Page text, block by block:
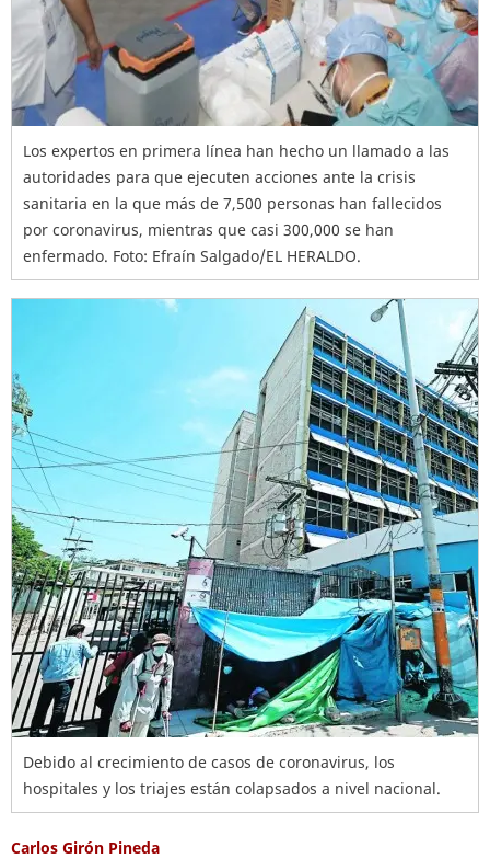
Los expertos en primera línea han hecho un llamado a las
autoridades para que ejecuten acciones ante la crisis
sanitaria en la que más de 7,500 personas han fallecidos
por coronavirus, mientras que casi 300,000 se han
enfermado. Foto: Efraín Salgado/EL HERALDO.
Debido al crecimiento de casos de coronavirus, los
hospitales y los triajes están colapsados a nivel nacional.
Carlos Girón Pineda